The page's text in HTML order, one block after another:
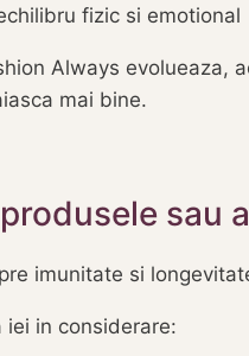
fizic si emotional
Always evolueaza,
mai bine.
sau
imunitate si
in considerare: